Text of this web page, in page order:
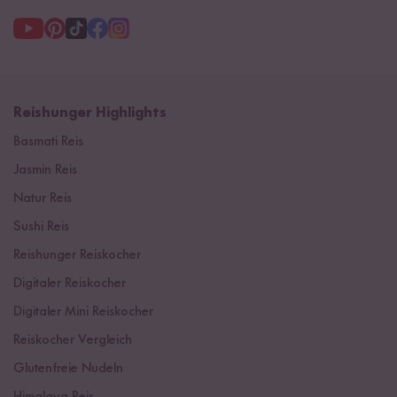
Reishunger Highlights
Basmati Reis
Jasmin Reis
Natur Reis
Sushi Reis
Reishunger Reiskocher
Digitaler Reiskocher
Digitaler Mini Reiskocher
Reiskocher Vergleich
Glutenfreie Nudeln